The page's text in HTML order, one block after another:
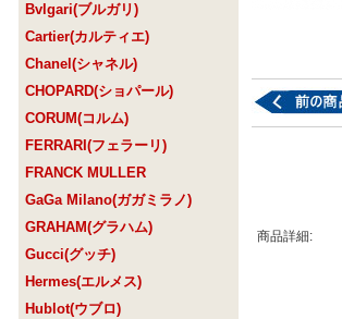
Bvlgari(ブルガリ)
Cartier(カルティエ)
Chanel(シャネル)
CHOPARD(ショパール)
CORUM(コルム)
FERRARI(フェラーリ)
FRANCK MULLER
GaGa Milano(ガガミラノ)
GRAHAM(グラハム)
Gucci(グッチ)
Hermes(エルメス)
Hublot(ウブロ)
商品詳細: